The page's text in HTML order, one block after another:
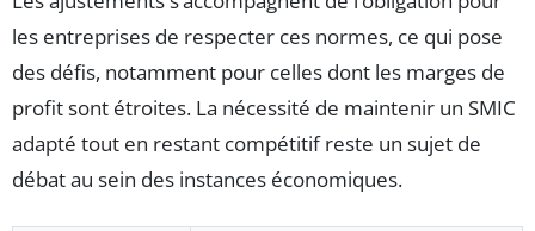
les entreprises de respecter ces normes, ce qui pose
des défis, notamment pour celles dont les marges de
profit sont étroites. La nécessité de maintenir un SMIC
adapté tout en restant compétitif reste un sujet de
débat au sein des instances économiques.